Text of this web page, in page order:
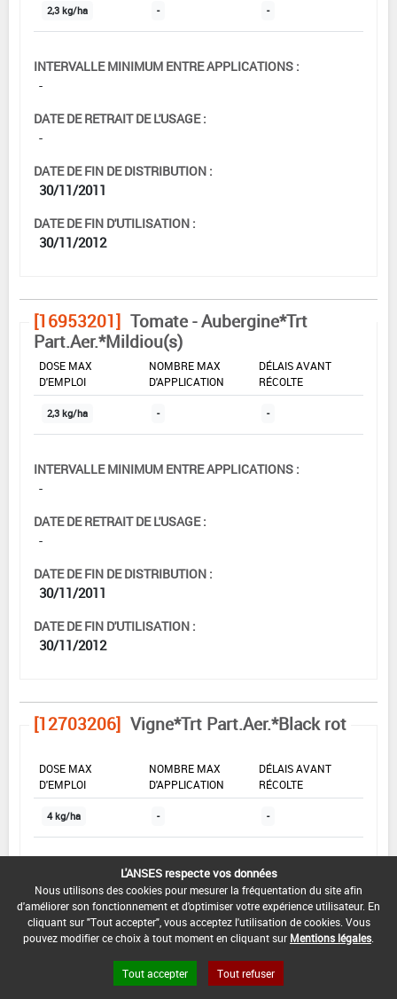
2,3 kg/ha - -
INTERVALLE MINIMUM ENTRE APPLICATIONS :
-
DATE DE RETRAIT DE L'USAGE :
-
DATE DE FIN DE DISTRIBUTION :
30/11/2011
DATE DE FIN D'UTILISATION :
30/11/2012
[16953201] Tomate - Aubergine*Trt
Part.Aer.*Mildiou(s)
DOSE MAX
D'EMPLOI
NOMBRE MAX
D'APPLICATION
DÉLAIS AVANT
RÉCOLTE
2,3 kg/ha - -
INTERVALLE MINIMUM ENTRE APPLICATIONS :
-
DATE DE RETRAIT DE L'USAGE :
-
DATE DE FIN DE DISTRIBUTION :
30/11/2011
DATE DE FIN D'UTILISATION :
30/11/2012
[12703206] Vigne*Trt Part.Aer.*Black rot
DOSE MAX
D'EMPLOI
NOMBRE MAX
D'APPLICATION
DÉLAIS AVANT
RÉCOLTE
4 kg/ha - -
INTERVALLE MINIMUM ENTRE APPLICATIONS :
-
DATE DE RETRAIT DE L'USAGE :
-
DATE DE FIN DE DISTRIBUTION :
L'ANSES respecte vos données
Nous utilisons des cookies pour mesurer la fréquentation du site afin
d'améliorer son fonctionnement et d'optimiser votre expérience utilisateur. En
cliquant sur "Tout accepter", vous acceptez l'utilisation de cookies. Vous
pouvez modifier ce choix à tout moment en cliquant sur Mentions légales
Tout accepter Tout refuser